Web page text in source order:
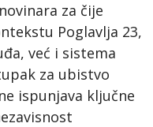
za čije
Poglavlja 23,
već i sistema
za ubistvo
ispunjava ključne